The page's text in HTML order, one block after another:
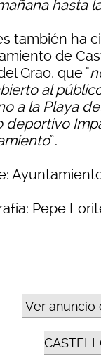
hasta
también ha
de
Grao, que "
al
a la Playa
deportivo
”.
Pepe
Ver anuncio